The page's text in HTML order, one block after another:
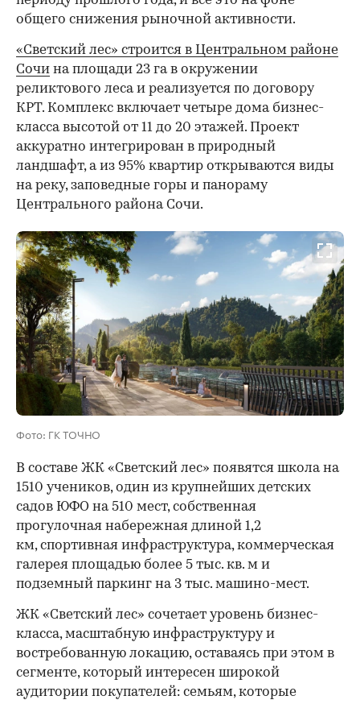
общего снижения рыночной активности.
«Светский лес» строится в Центральном районе
Сочи на площади 23 га в окружении
реликтового леса и реализуется по договору
КРТ. Комплекс включает четыре дома бизнес-
класса высотой от 11 до 20 этажей. Проект
аккуратно интегрирован в природный
ландшафт, а из 95% квартир открываются виды
на реку, заповедные горы и панораму
Центрального района Сочи.
Фото: ГК ТОЧНО
00:00
В составе ЖК «Светский лес» появятся школа на
1510 учеников, один из крупнейших детских
садов ЮФО на 510 мест, собственная
прогулочная набережная длиной 1,2
км, спортивная инфраструктура, коммерческая
галерея площадью более 5 тыс. кв. м и
подземный паркинг на 3 тыс. машино-мест.
ЖК «Светский лес» сочетает уровень бизнес-
класса, масштабную инфраструктуру и
востребованную локацию, оставаясь при этом в
сегменте, который интересен широкой
аудитории покупателей: семьям, которые